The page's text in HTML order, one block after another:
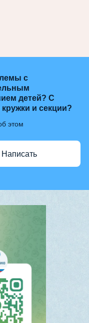
с
детей? С
и секции?
этом
Написать